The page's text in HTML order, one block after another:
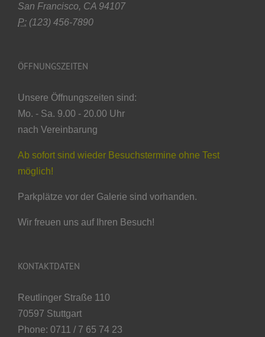
San Francisco, CA 94107
P: (123) 456-7890
ÖFFNUNGSZEITEN
Unsere Öffnungszeiten sind:
Mo. - Sa. 9.00 - 20.00 Uhr
nach Vereinbarung
Ab sofort sind wieder Besuchstermine ohne Test
möglich!
Parkplätze vor der Galerie sind vorhanden.
Wir freuen uns auf Ihren Besuch!
KONTAKTDATEN
Reutlinger Straße 110
70597 Stuttgart
Phone: 0711 / 7 65 74 23